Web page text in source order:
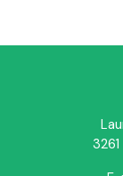
✔ Glutenvrij